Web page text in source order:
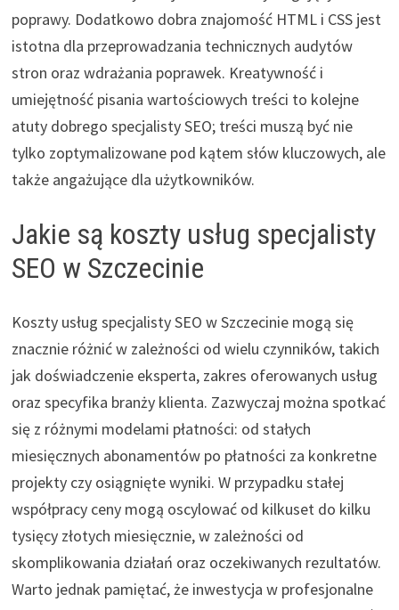
poprawy. Dodatkowo dobra znajomość HTML i CSS jest
istotna dla przeprowadzania technicznych audytów
stron oraz wdrażania poprawek. Kreatywność i
umiejętność pisania wartościowych treści to kolejne
atuty dobrego specjalisty SEO; treści muszą być nie
tylko zoptymalizowane pod kątem słów kluczowych, ale
także angażujące dla użytkowników.
Jakie są koszty usług specjalisty
SEO w Szczecinie
Koszty usług specjalisty SEO w Szczecinie mogą się
znacznie różnić w zależności od wielu czynników, takich
jak doświadczenie eksperta, zakres oferowanych usług
oraz specyfika branży klienta. Zazwyczaj można spotkać
się z różnymi modelami płatności: od stałych
miesięcznych abonamentów po płatności za konkretne
projekty czy osiągnięte wyniki. W przypadku stałej
współpracy ceny mogą oscylować od kilkuset do kilku
tysięcy złotych miesięcznie, w zależności od
skomplikowania działań oraz oczekiwanych rezultatów.
Warto jednak pamiętać, że inwestycja w profesjonalne